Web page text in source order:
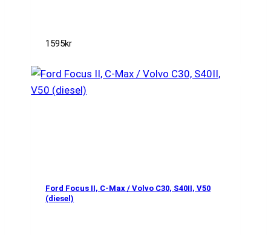
1595kr
Ford Focus II, C-Max / Volvo C30, S40II, V50
(diesel)